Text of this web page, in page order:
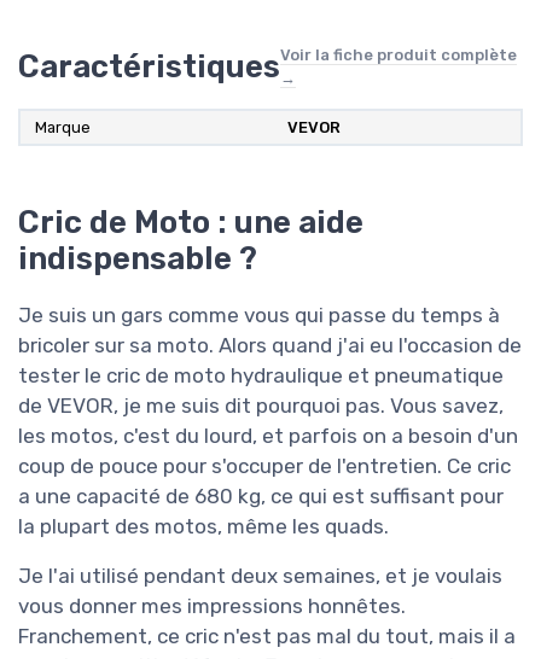
CaractéristiquesVoir la fiche produit complète
→
Marque ‎VEVOR
Cric de Moto : une aide
indispensable ?
Je suis un gars comme vous qui passe du temps à
bricoler sur sa moto. Alors quand j'ai eu l'occasion de
tester le cric de moto hydraulique et pneumatique
de VEVOR, je me suis dit pourquoi pas. Vous savez,
les motos, c'est du lourd, et parfois on a besoin d'un
coup de pouce pour s'occuper de l'entretien. Ce cric
a une capacité de 680 kg, ce qui est suffisant pour
la plupart des motos, même les quads.
Je l'ai utilisé pendant deux semaines, et je voulais
vous donner mes impressions honnêtes.
Franchement, ce cric n'est pas mal du tout, mais il a